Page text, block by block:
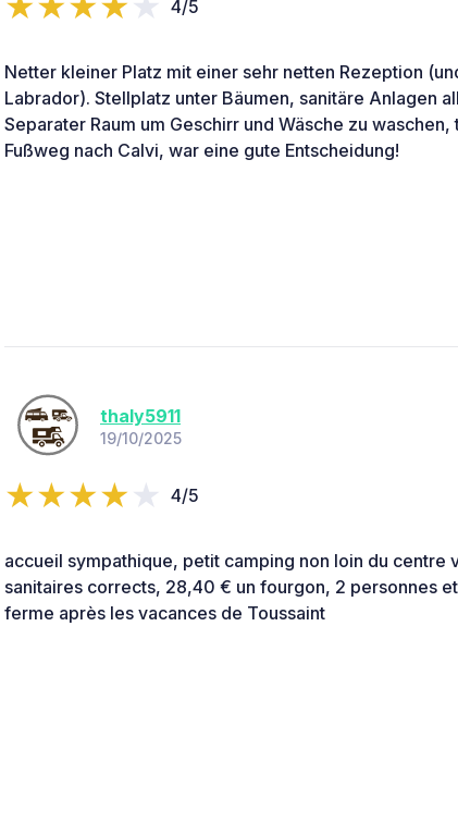
4/5
Netter kleiner Platz mit einer sehr netten Rezeption
Labrador). Stellplatz unter Bäumen, sanitäre Anlagen
Separater Raum um Geschirr und Wäsche zu waschen,
Fußweg nach Calvi, war eine gute Entscheidung!
thaly5911
19/10/2025
4/5
accueil sympathique, petit camping non loin du centre
sanitaires corrects, 28,40 € un fourgon, 2 personnes
ferme après les vacances de Toussaint